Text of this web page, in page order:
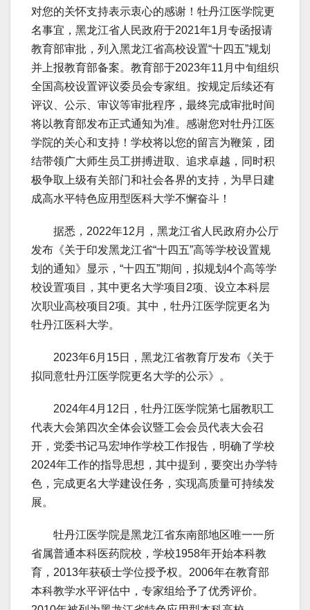
对您的关怀支持表示衷心的感谢！牡丹江医学院更
名事宜，黑龙江省人民政府于2021年1月专函报请
教育部审批，列入黑龙江省高校设置“十四五”规划
并上报教育部备案。教育部于2023年11月中旬组织
全国高校设置评议委员会专家组。按规定后续还有
评议、公示、审议等审批程序，最终完成审批时间
将以教育部发布正式通知为准。感谢您对牡丹江医
学院的关心和支持！学校将以您的留言为鞭策，团
结带领广大师生员工拼搏进取、追求卓越，同时积
极争取上级有关部门和社会各界的支持，为早日建
成高水平特色应用型医科大学不懈奋斗！
据悉，2022年12月，黑龙江省人民政府办公厅
发布《关于印发黑龙江省“十四五”高等学校设置规
划的通知》显示，“十四五”期间，拟规划4个高等学
校设置项目，其中更名大学项目2项、设立本科层
次职业高校项目2项。其中，牡丹江医学院更名为
牡丹江医科大学。
2023年6月15日，黑龙江省教育厅发布《关于
拟同意牡丹江医学院更名大学的公示》。
2024年4月12日，牡丹江医学院第七届教职工
代表大会第四次全体会议暨工会会员代表大会召
开，党委书记马宏坤作学校工作报告，明确了学校
2024年工作的指导思想，其中提到，要突出办学特
色，完成更名大学建设任务，实现高质量可持续发
展。
牡丹江医学院是黑龙江省东南部地区唯一一所
省属普通本科医药院校，学校1958年开始本科教
育，2013年获硕士学位授予权。2006年在教育部
本科教学水平评估中，专家组给予了优秀评价。